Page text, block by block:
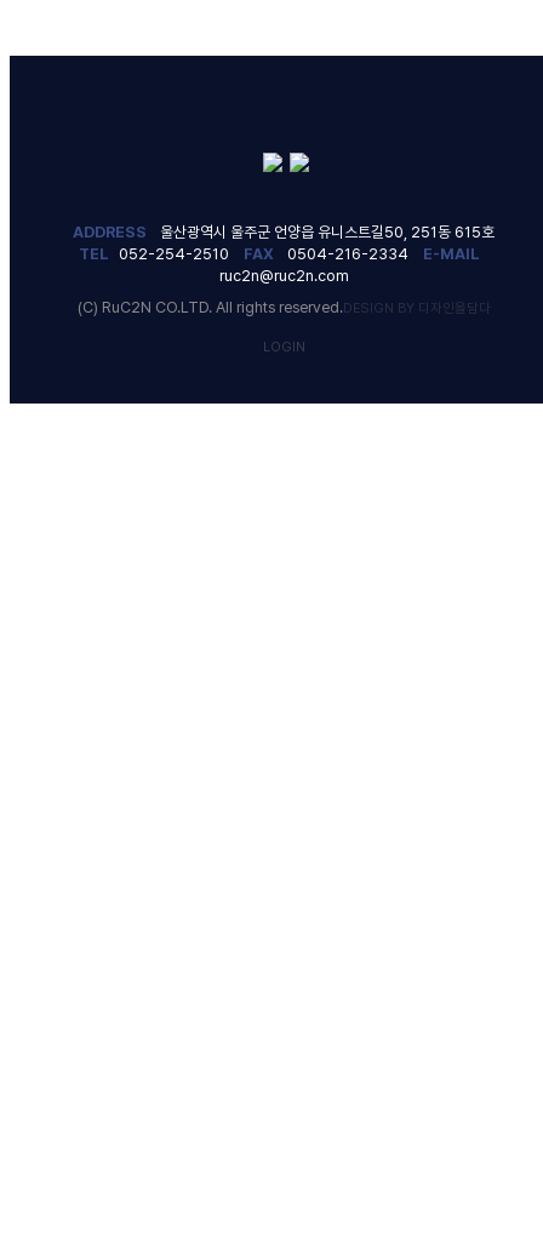
ADDRESS
울산광역시 울주군 언양읍 유니스트길50, 251동 615호
TEL 052-254-2510 FAX 0504-216-2334 E-MAIL
ruc2n@ruc2n.com
(C) RuC2N CO.LTD. All rights reserved.DESIGN BY 디자인을담다
LOGIN